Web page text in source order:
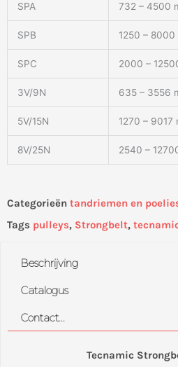
SPA 732 – 4500
SPB 1250 – 8000
SPC 2000 –
3V/9N 635 – 3556
5V/15N 1270 – 9017
8V/25N 2540 –
Categorieën tandriemen en
Tags pulleys, Strongbelt,
Beschrijving
Catalogus
Contact...
Tecnamic